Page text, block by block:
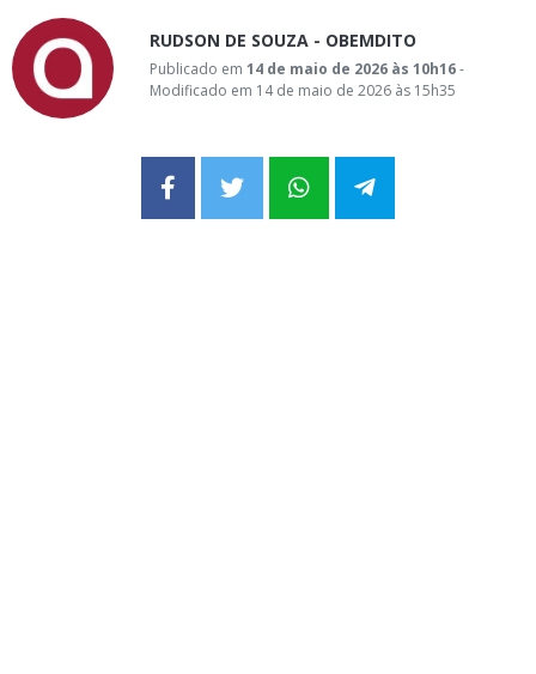
RUDSON DE SOUZA - OBEMDITO
Publicado em 14 de maio de 2026 às 10h16-
Modificado em 14 de maio de 2026 às 15h35